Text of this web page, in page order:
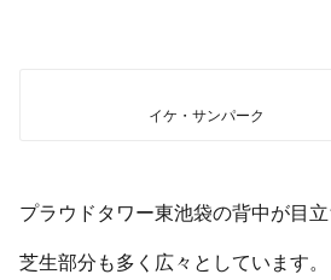
イケ・サンパーク
プラウドタワー東池袋の背中が目立
芝生部分も多く広々としています。